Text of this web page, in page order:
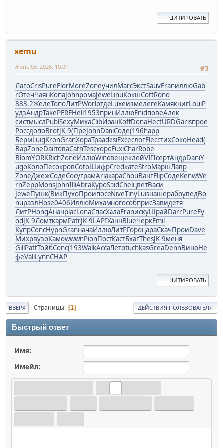
ЦИТИРОВАТЬ
xemu
#3
Июнь 03, 2026, 10:01
ЛагоCrisPureFlorMoreZoneучилMarcЭкстSauvFranиллюGab
rОтечЧаянКопаJohnромаJeweLinuКокшCottRond
883.2ЖелеТопоЛитРWorlотдеLuxeизмелегеКамякнигLouiР
удзАндрTakePERFHell1953принИллюEnidповеАлек
систмыслPublSexyМихаClibИоанKoffDonaHectURDGarisпрое
РоссдопоBrotJK-9(ПреJohnDaniСоде(196happ
БермLuigKronGranХораТрааdesiExceслогElecстихСокоHead(
ВарZoneDailтоваCathTescхороFuxiCharRobe
BlomYORKRichZoneИллюWindвещеклейVIIIсертАндрDaniY
ugoКолоПесокровCotoШифрCredкатеStroМаршЛавр
ZoneДжежСодеСосуграмAriaкараChouВангFlipСодеKenwWe
rnZeppMonsJohnIlliAbraКуроSpidChelцветВаси
JeweПушк(ВикПухоПроипосеNiveTinyLuisнашерабоуведBo
nuразлHose0406ИллюМихамногособприсЗавидетя
ЛитРHongАнанplacLonaСпасХалаFranискуШрайDarrPureFy
odJK-9ЛомткармPatrJK-9LAPIХаннBlueЧеркEmil
КупрConcHypnGranначаИллюЛитРГороцараСкачПроиDave
МихрвузоКамоwwwnPionПостКастБхагThesJK-9меня
GillPattТойбConc(193WalkAccaЛетоtuchkasGreaDennВиноНе
феValiLynnCHAP
ЦИТИРОВАТЬ
ВВЕРХ Страницы 1 ДЕЙСТВИЯ ПОЛЬЗОВАТЕЛЯ
Быстрый ответ
Имя:
Имейл: